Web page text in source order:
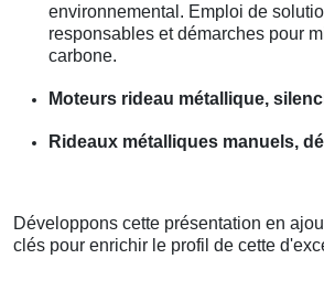
environnemental. Emploi de
responsables et démarches pour
carbone.
Moteurs rideau métallique,
Rideaux métalliques manuels,
Développons cette présentation en
clés pour enrichir le profil de cette